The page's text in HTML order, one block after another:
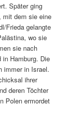
Später ging
mit dem sie eine
Frieda gelangte
wo sie
sie nach
in Hamburg. Die
immer in Israel.
ihrer
deren Töchter
Polen ermordet